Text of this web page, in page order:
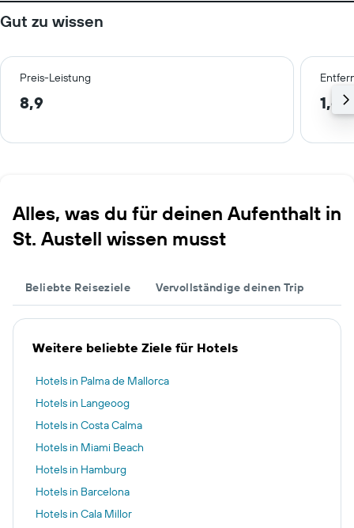
Gut zu wissen
Preis-Leistung
8,9 1,6
Alles, was du für deinen Aufenthalt in
St. Austell wissen musst
Beliebte Reiseziele Vervollständige deinen Trip
Weitere beliebte Ziele für Hotels
Hotels in Palma de Mallorca
Hotels in Langeoog
Hotels in Costa Calma
Hotels in Miami Beach
Hotels in Hamburg
Hotels in Barcelona
Hotels in Cala Millor